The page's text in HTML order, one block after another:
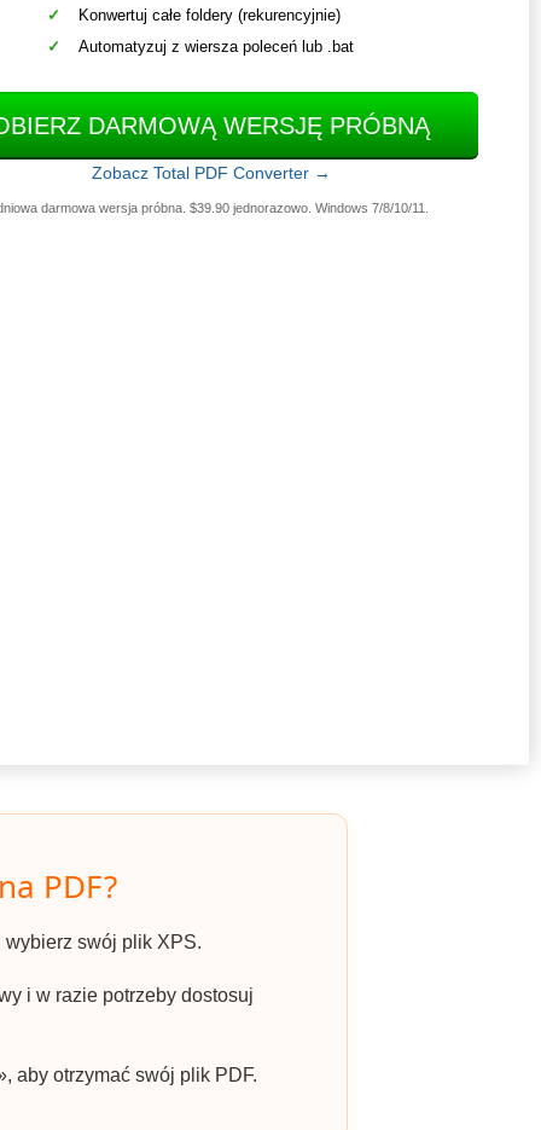
Konwertuj całe foldery (rekurencyjnie)
Automatyzuj z wiersza poleceń lub .bat
DARMOWĄ WERSJĘ PRÓBNĄ
Zobacz Total PDF Converter →
darmowa wersja próbna. $39.90 jednorazowo. Windows 7/8/10/11.
PDF?
swój plik XPS.
i w razie potrzeby dostosuj
aby otrzymać swój plik PDF.